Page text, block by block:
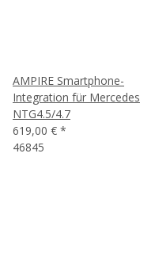
AMPIRE Smartphone-
Integration für Mercedes
NTG4.5/4.7
619,00 € *
46845